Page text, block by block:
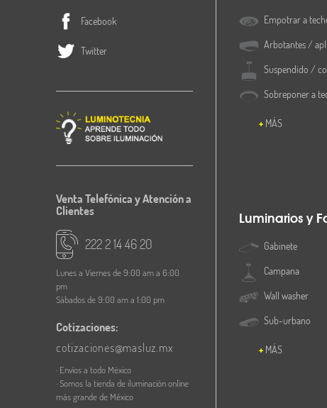
Facebook
Twitter
Venta Telefónica y Atención a
Clientes
222 2 14 46 20
Lunes a Viernes de 9:00 am a 6:00
pm
Sábados de 9:00 am a 1:00 pm
Cotizaciones:
cotizaciones@masluz.mx
· Envíos a todo México
· Somos la tienda de iluminación online
más grande de México
Empotrar a
Arbotantes /
Suspendido /
Sobreponer a
MÁS
Luminarios y
Gabinete
Campana
Wall washer
Sub-urbano
MÁS